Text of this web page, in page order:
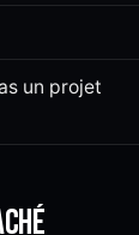
un projet